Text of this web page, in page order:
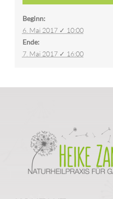
Beginn:
6. Mai 2017 ✓ 10:00
Ende:
7. Mai 2017 ✓ 16:00